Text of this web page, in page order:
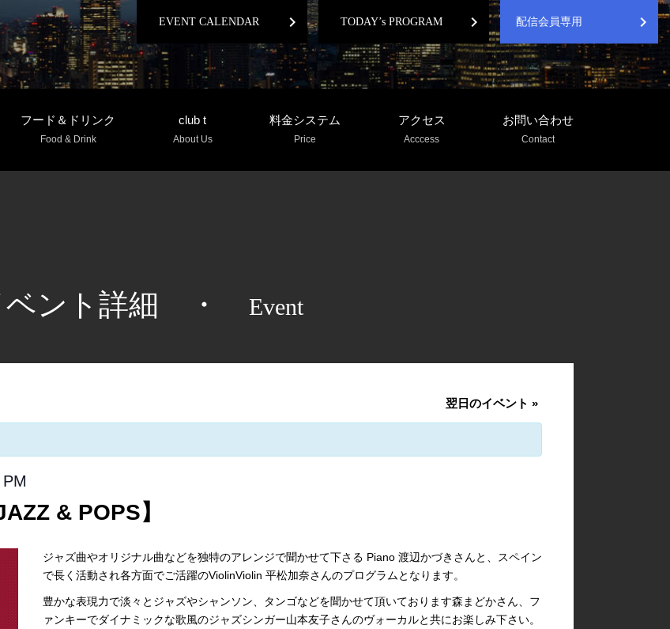
EVENT CALENDAR chevron_right TODAY’s PROGRAM chevron_right 配信会員専用 chevron_right
フード＆ドリンク
Food & Drink
club t
About Us
料金システム
Price
アクセス
Acccess
お問い合わせ
Contact
ベント詳細 ・ Event
翌日のイベント »
& POPS】
ジャズ曲やオリジナル曲などを独特のアレンジで聞かせて下さる Piano 渡辺かづきさんと、スペイン
で長く活動され各方面でご活躍のViolinViolin 平松加奈さんのプログラムとなります。
豊かな表現力で淡々とジャズやシャンソン、タンゴなどを聞かせて頂いております森まどかさん、フ
ァンキーでダイナミックな歌風のジャズシンガー山本友子さんのヴォーカルと共にお楽しみ下さい。